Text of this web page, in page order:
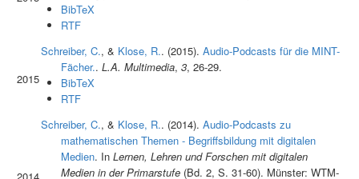
BibTeX
RTF
2015
Schreiber, C., & Klose, R.. (2015). Audio-Podcasts für die MINT-
Fächer.. L.A. Multimedia, 3, 26-29.
BibTeX
RTF
Schreiber, C., & Klose, R.. (2014). Audio-Podcasts zu
mathematischen Themen - Begriffsbildung mit digitalen
Medien. In Lernen, Lehren und Forschen mit digitalen
Medien in der Primarstufe (Bd. 2, S. 31-60). Münster: WTM-